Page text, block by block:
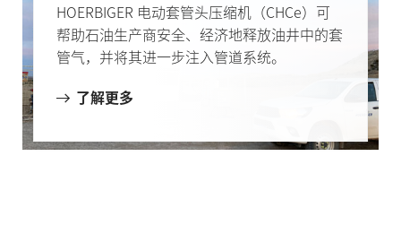
HOERBIGER 电动套管头压缩机（CHCe）可
帮助石油生产商安全、经济地释放油井中的套
管气，并将其进一步注入管道系统。
了解更多